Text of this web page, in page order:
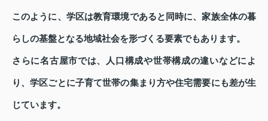
このように、学区は教育環境であると同時に、家族全体の暮
らしの基盤となる地域社会を形づくる要素でもあります。
さらに名古屋市では、人口構成や世帯構成の違いなどによ
り、学区ごとに子育て世帯の集まり方や住宅需要にも差が生
じています。